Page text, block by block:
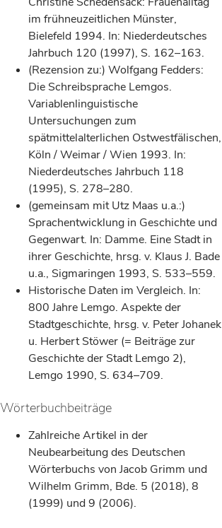
im frühneuzeitlichen Münster,
Bielefeld 1994. In: Niederdeutsches
Jahrbuch 120 (1997), S. 162–163.
(Rezension zu:) Wolfgang Fedders:
Die Schreibsprache Lemgos.
Variablenlinguistische
Untersuchungen zum
spätmittelalterlichen Ostwestfälischen,
Köln / Weimar / Wien 1993. In:
Niederdeutsches Jahrbuch 118
(1995), S. 278–280.
(gemeinsam mit Utz Maas u.a.:)
Sprachentwicklung in Geschichte und
Gegenwart. In: Damme. Eine Stadt in
ihrer Geschichte, hrsg. v. Klaus J. Bade
u.a., Sigmaringen 1993, S. 533–559.
Historische Daten im Vergleich. In:
800 Jahre Lemgo. Aspekte der
Stadtgeschichte, hrsg. v. Peter Johanek
u. Herbert Stöwer (= Beiträge zur
Geschichte der Stadt Lemgo 2),
Lemgo 1990, S. 634–709.
Wörterbuchbeiträge
Zahlreiche Artikel in der
Neubearbeitung des Deutschen
Wörterbuchs von Jacob Grimm und
Wilhelm Grimm, Bde. 5 (2018), 8
(1999) und 9 (2006).